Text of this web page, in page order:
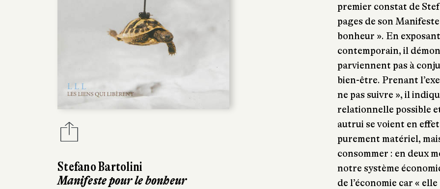
Stefano Bartolini
Manifeste pour le bonheur
premier constat de
pages de son
bonheur ». En
contemporain, il
parviennent pas à
bien-être. Prenant
ne pas suivre », il
relationnelle possible
autrui se voient en
purement matériel,
consommer : en deux
notre système
de l’économie car «